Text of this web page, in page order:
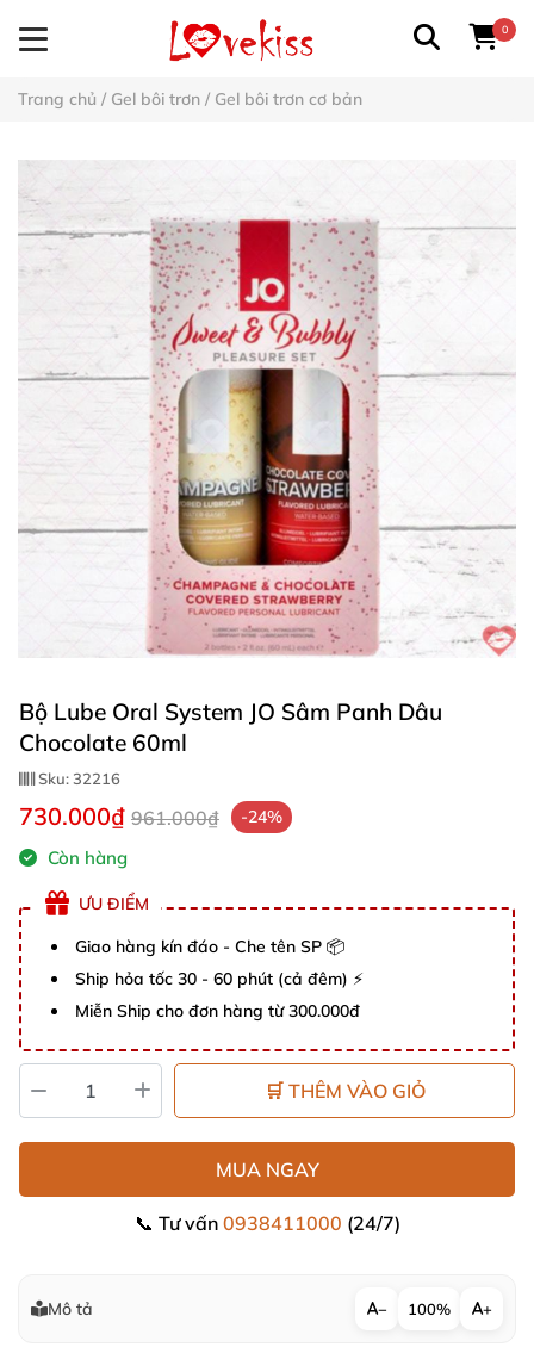
0
Trang chủ / Gel bôi trơn / Gel bôi trơn cơ bản
Bộ Lube Oral System JO Sâm Panh Dâu
Chocolate 60ml
Sku:32216
730.000₫ 961.000₫ -24%
Còn hàng
ƯU ĐIỂM
Giao hàng kín đáo - Che tên SP 📦
Ship hỏa tốc 30 - 60 phút (cả đêm) ⚡
Miễn Ship cho đơn hàng từ 300.000đ
🛒 THÊM VÀO GIỎ
MUA NGAY
📞 Tư vấn 0938411000 (24/7)
Mô tả − 100% +